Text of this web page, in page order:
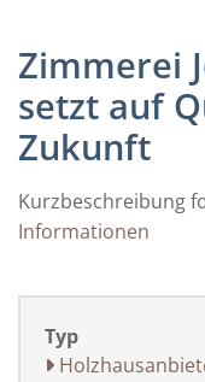
Zimmerei
setzt auf
Zukunft
Kurzbeschreibung
Informationen
Typ